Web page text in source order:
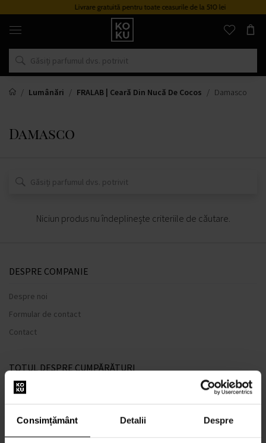
Consimțământ Detalii Despre
Livrare gratuită pentru toate ceasurile de la 510 lei
Parfumuri
ceasuri
originale
într-
singur
loc
Lumânări FRALAB | Ceară Din Nucă De Cocos Damasco
Damasco
Niciun produs nu îndeplinește criteriile de căutare.
DESPRE COMPANIE
Despre noi
Formular de contact
Contact
TOTUL DESPRE CUMPĂRĂTURI
Sistem de loialitate
Politica de Confidențialitate